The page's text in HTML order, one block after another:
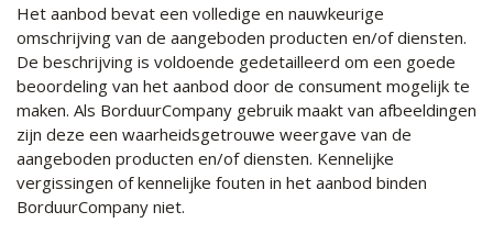
Het aanbod bevat een volledige en nauwkeurige
omschrijving van de aangeboden producten en/of diensten.
De beschrijving is voldoende gedetailleerd om een goede
beoordeling van het aanbod door de consument mogelijk te
maken. Als BorduurCompany gebruik maakt van afbeeldingen
zijn deze een waarheidsgetrouwe weergave van de
aangeboden producten en/of diensten. Kennelijke
vergissingen of kennelijke fouten in het aanbod binden
BorduurCompany niet.